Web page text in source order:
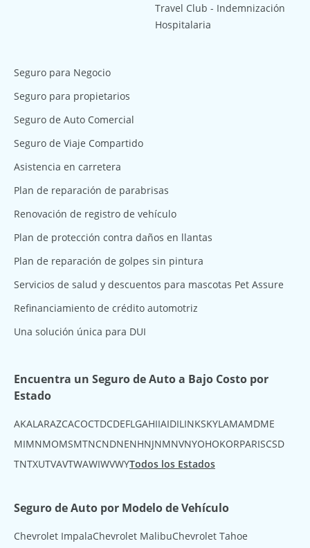
Travel Club - Indemnización
Hospitalaria
Seguro para Negocio
Seguro para propietarios
Seguro de Auto Comercial
Seguro de Viaje Compartido
Asistencia en carretera
Plan de reparación de parabrisas
Renovación de registro de vehículo
Plan de protección contra daños en llantas
Plan de reparación de golpes sin pintura
Servicios de salud y descuentos para mascotas Pet Assure
Refinanciamiento de crédito automotriz
Una solución única para DUI
Encuentra un Seguro de Auto a Bajo Costo por
Estado
AKAL ARAZCACOCTDCDEFL GAHIIAIDIL INKSKYLAMAMDME
MIMNMOMSMTNCNDNENHNJNMNVNYOHOKORPARISCSD
TNTXUTVAVTWAWIWVWYTodos los Estados
Seguro de Auto por Modelo de Vehículo
Chevrolet ImpalaChevrolet MalibuChevrolet Tahoe